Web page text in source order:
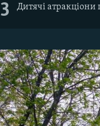
3 Дитячі атракціони